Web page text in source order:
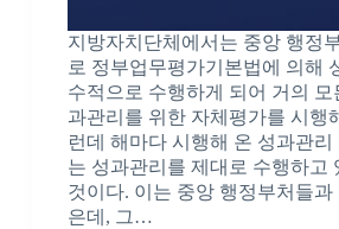
지방자치단체에서는 중앙 행정
로 정부업무평가기본법에 의해
수적으로 수행하게 되어 거의 모
과관리를 위한 자체평가를 시행
런데 해마다 시행해 온 성과관
는 성과관리를 제대로 수행하고
것이다. 이는 중앙 행정부처들
은데, 그…